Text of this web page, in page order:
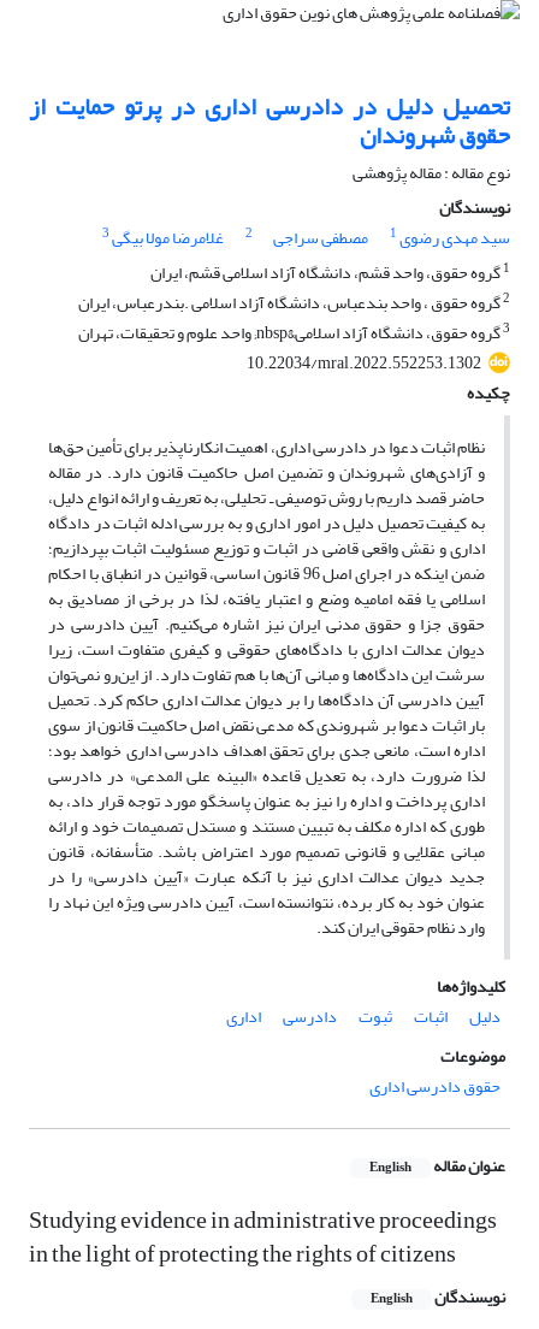
تحصیل دلیل در دادرسی اداری در پرتو حمایت از
حقوق شهروندان
نوع مقاله : مقاله پژوهشی
نویسندگان
سید مهدی رضوی1 مصطفی سراجی 2 غلامرضا مولا بیگی3
1گروه حقوق، واحد قشم، دانشگاه آزاد اسلامی قشم، ایران
2گروه حقوق ، واحد بندعباس، دانشگاه آزاد اسلامی .بندرعباس، ایران
3گروه حقوق، دانشگاه آزاد اسلامی&nbsp; واحد علوم و تحقیقات، تهران
10.22034/mral.2022.552253.1302
چکیده
نظام اثبات دعوا در دادرسی اداری، اهمیت انکارناپذیر برای ‌‌‌‌‌‌‌تأمین حق‌ها
و آزادی‌‌‌‌‌‌‌های شهروندان و تضمین اصل حاکمیت قانون دارد. در مقاله
حاضر قصد داریم با روش توصیفی ـ تحلیلی، به تعریف و ارائه انواع دلیل،
به کیفیت تحصیل دلیل در امور اداری و به بررسی ادله اثبات در دادگاه
اداری و نقش واقعی قاضی در اثبات و توزیع مسئولیت اثبات بپردازیم؛
ضمن اینکه در اجرای اصل 96 قانون اساسی، قوانین در انطباق با احکام
اسلامی یا فقه امامیه وضع و اعتبار یافته، لذا در برخی از مصادیق به
حقوق جزا و حقوق مدنی ایران نیز اشاره‌ می‌کنیم.‌‌‌‌ آیین دادرسی در
دیوان عدالت اداری با دادگاه‌‌‌‌های حقوقی و کیفری متفاوت است، زیرا
سرشت این دادگاه‌ها و مبانی آن‌ها با هم تفاوت دارد. از این‌رو‌‌‌‌ نمی‌توان
آیین دادرسی آن دادگاه‌ها را بر دیوان عدالت اداری حاکم کرد. تحمیل
بار اثبات دعوا بر شهروندی که مدعی نقض اصل حاکمیت قانون از سوی
اداره است، مانعی جدی برای تحقق اهداف دادرسی اداری خواهد بود؛
لذا ضرورت دارد، به تعدیل قاعده «البینه علی المدعی» در دادرسی
اداری پرداخت و اداره را نیز به عنوان پاسخگو مورد توجه قرار داد، به
طوری که اداره مکلف به تبیین مستند و مستدل تصمیمات خود و ارائه
مبانی عقلایی و قانونی تصمیم مورد اعتراض باشد. متأسفانه، قانون
جدید دیوان عدالت اداری نیز با آنکه عبارت «آیین دادرسی» را در
عنوان خود به کار برده، نتوانسته است، آیین دادرسی ویژه این نهاد را
وارد نظام حقوقی ایران کند.
کلیدواژه‌ها
دلیل
اثبات ثبوت دادرسی
اداری
موضوعات
حقوق دادرسی اداری
عنوان مقاله English
Studying evidence in administrative proceedings
in the light of protecting the rights of citizens
نویسندگان English